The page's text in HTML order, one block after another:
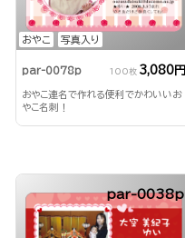
おやこ 写真入り
par-0078p 100枚 3,080円
おやこ連名で作れる便利でかわいいお
やこ名刺！
par-0038p